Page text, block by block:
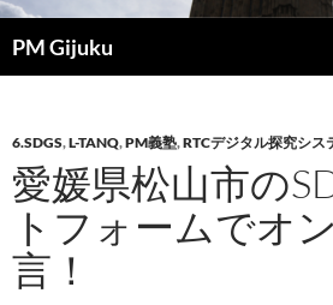
ッ
プPM Gijuku
索
6.SDGS,L-TANQ,PM義塾,RTCデジタル探究シス
愛媛県松山市の
トフォームでオ
言！